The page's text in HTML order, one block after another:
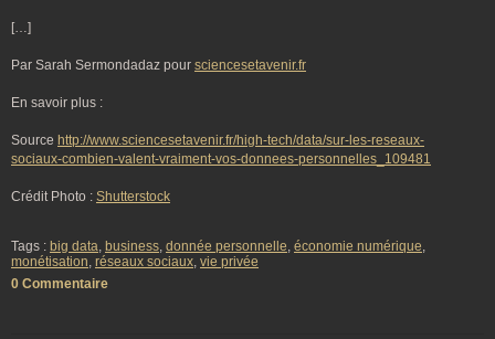
[…]
Par Sarah Sermondadaz pour sciencesetavenir.fr
En savoir plus :
Source http://www.sciencesetavenir.fr/high-tech/data/sur-les-reseaux-
sociaux-combien-valent-vraiment-vos-donnees-personnelles_109481
Crédit Photo : Shutterstock
Tags : big data, business, donnée personnelle, économie numérique,
monétisation, réseaux sociaux, vie privée
0 Commentaire